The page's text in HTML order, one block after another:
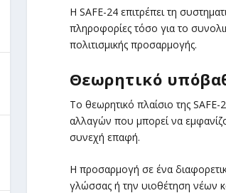
Η SAFE-24 επιτρέπει τη
πληροφορίες τόσο για το
πολιτισμικής προσαρμογής.
Θεωρητικό
Το θεωρητικό πλαίσιο της
αλλαγών που μπορεί να
συνεχή επαφή.
Η προσαρμογή σε ένα
γλώσσας ή την υιοθέτηση νέων